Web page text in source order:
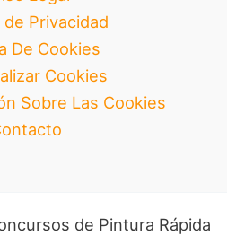
de Privacidad
De Cookies
Cookies
Sobre Las Cookies
de Pintura Rápida